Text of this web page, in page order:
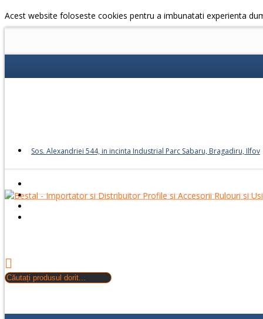
Acest website foloseste cookies pentru a imbunatati experienta
Sos. Alexandriei 544, in incinta Industrial Parc Sabaru, Bragadiru, Ilfov